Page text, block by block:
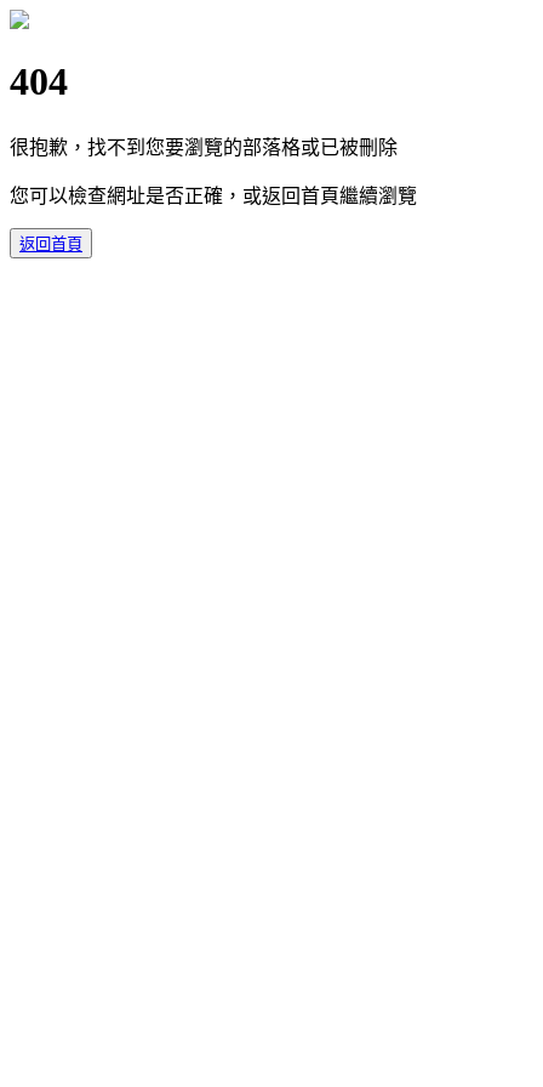
404
很抱歉，找不到您要瀏覽的部落格或已被刪除
您可以檢查網址是否正確，或返回首頁繼續瀏覽
返回首頁